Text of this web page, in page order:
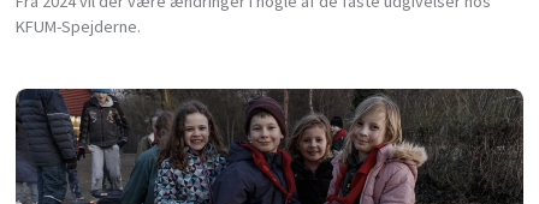
KFUM-Spejderne.